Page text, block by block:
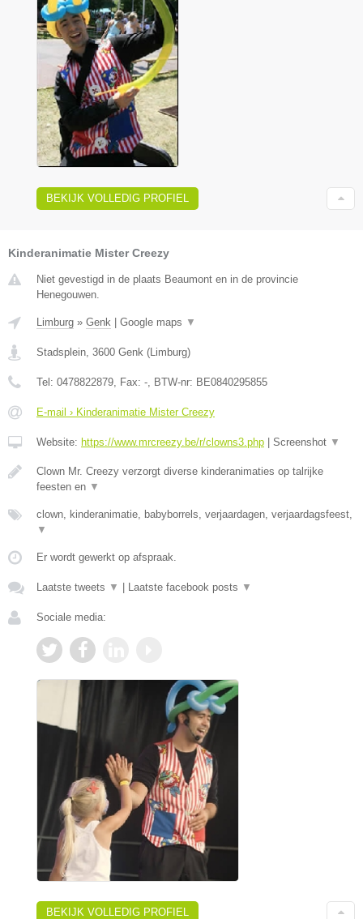
BEKIJK VOLLEDIG PROFIEL
Kinderanimatie Mister Creezy
Niet gevestigd in de plaats Beaumont en in de provincie
Henegouwen.
Limburg » Genk Google maps ▼
Stadsplein, 3600 Genk (Limburg)
Tel: 0478822879, Fax: -, BTW-nr: BE0840295855
E-mail › Kinderanimatie Mister Creezy
Website: https://www.mrcreezy.be/r/clowns3.php Screenshot ▼
Clown Mr. Creezy verzorgt diverse kinderanimaties op talrijke
feesten en ▼
clown, kinderanimatie, babyborrels, verjaardagen, verjaardagsfeest,
▼
Er wordt gewerkt op afspraak.
Laatste tweets ▼ Laatste facebook posts ▼
Sociale media:
BEKIJK VOLLEDIG PROFIEL